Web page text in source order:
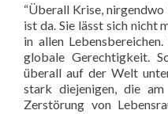
“Überall Krise,
ist da. Sie lässt sich nicht
in allen
globale Gerechtigkeit.
überall auf der Welt
stark diejenigen, die
Zerstörung von